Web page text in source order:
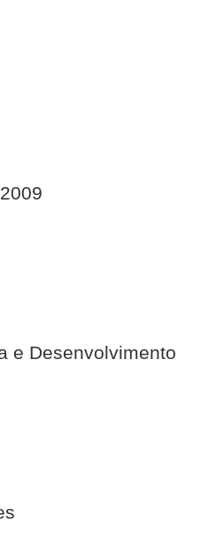
e Desenvolvimento